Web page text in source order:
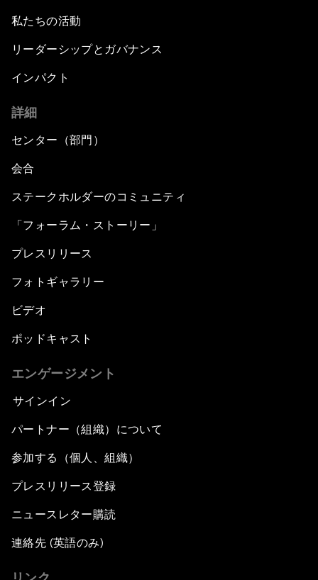
私たちの活動
リーダーシップとガバナンス
インパクト
詳細
センター（部門）
会合
ステークホルダーのコミュニティ
「フォーラム・ストーリー」
プレスリリース
フォトギャラリー
ビデオ
ポッドキャスト
エンゲージメント
サインイン
パートナー（組織）について
参加する（個人、組織）
プレスリリース登録
ニュースレター購読
連絡先 (英語のみ)